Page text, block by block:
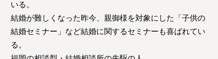
いる。
結婚が難しくなった昨今、親御様を対象にした「子供の
結婚セミナー」など結婚に関するセミナーも喜ばれてい
る。